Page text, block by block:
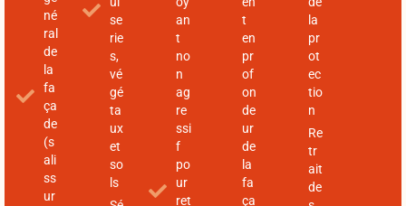
né
ral
de
la
fa
ça
de
(s
ali
ss
ur
se
rie
s,
vé
gé
ta
ux
et
so
ls
an
t
no
n
ag
re
ssi
f
po
ur
ret
t
en
pr
of
on
de
ur
de
la
fa
ça
la
pr
ot
ec
tio
n
Re
tr
ait
de